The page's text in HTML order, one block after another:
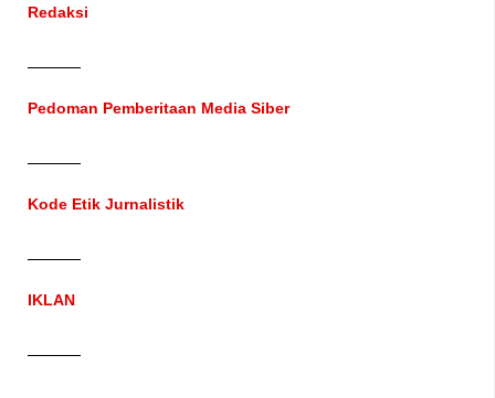
Redaksi
Pedoman Pemberitaan Media Siber
Kode Etik Jurnalistik
IKLAN